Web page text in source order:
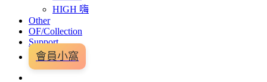
HIGH 嗨
Other
OF/Collection
Support
會員小窩